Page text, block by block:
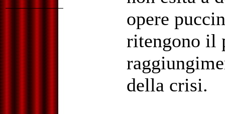
opere
ritengono il
della crisi.